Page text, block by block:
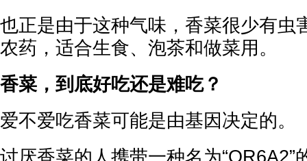
也正是由于这种气味，香菜很少有虫
农药，适合生食、泡茶和做菜用。
香菜，到底好吃还是难吃？
爱不爱吃香菜可能是由基因决定的。
讨厌香菜的人携带一种名为“OR6A2”